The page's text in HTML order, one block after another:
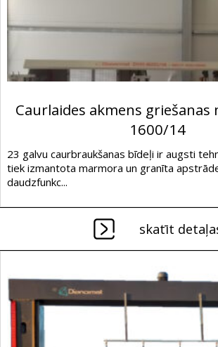
Caurlaides akmens griešanas
1600/14
23 galvu caurbraukšanas bīdeļi ir augsti
tiek izmantota marmora un granīta
daudzfunkc...
skatīt